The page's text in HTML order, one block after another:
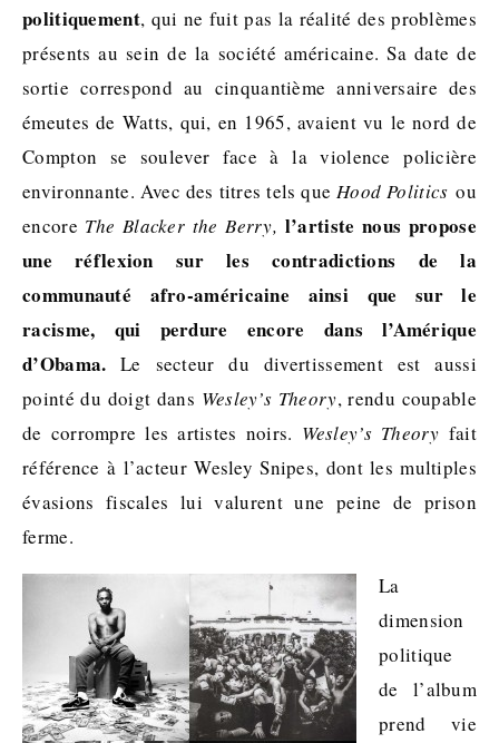
politiquement, qui ne fuit pas la réalité des problèmes
présents au sein de la société américaine. Sa date de
sortie correspond au cinquantième anniversaire des
émeutes de Watts, qui, en 1965, avaient vu le nord de
Compton se soulever face à la violence policière
environnante. Avec des titres tels queHood Politicsou
encore The Blacker the Berry, l’artiste nous propose
une réflexion sur les contradictions de la
communauté afro-américaine ainsi que sur le
racisme, qui perdure encore dans l’Amérique
d’Obama. Le secteur du divertissement est aussi
pointé du doigt dans Wesley’s Theory, rendu coupable
de corrompre les artistes noirs. Wesley’s Theory fait
référence à l’acteur Wesley Snipes, dont les multiples
évasions fiscales lui valurent une peine de prison
ferme.
La
dimension
politique
de l’album
prend vie